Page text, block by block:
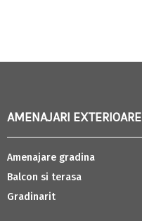
AMENAJARI EXTERIOARE
Amenajare gradina
Balcon si terasa
Gradinarit